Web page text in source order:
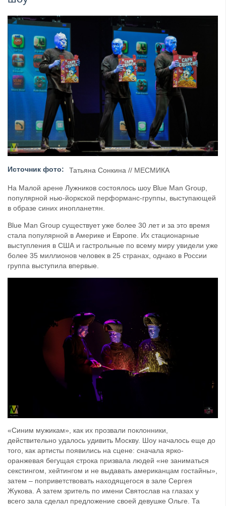
Источник фото: Татьяна Сонкина // МЕСМИКА
На Малой арене Лужников состоялось шоу Blue Man Group,
популярной нью-йоркской перформанс-группы, выступающей
в образе синих инопланетян.
Blue Man Group существует уже более 30 лет и за это время
стала популярной в Америке и Европе. Их стационарные
выступления в США и гастрольные по всему миру увидели уже
более 35 миллионов человек в 25 странах, однако в России
группа выступила впервые.
«Синим мужикам», как их прозвали поклонники,
действительно удалось удивить Москву. Шоу началось еще до
того, как артисты появились на сцене: сначала ярко-
оранжевая бегущая строка призвала людей «не заниматься
секстингом, хейтингом и не выдавать американцам гостайны»,
затем – поприветствовать находящегося в зале Сергея
Жукова. А затем зритель по имени Святослав на глазах у
всего зала сделал предложение своей девушке Ольге. Та